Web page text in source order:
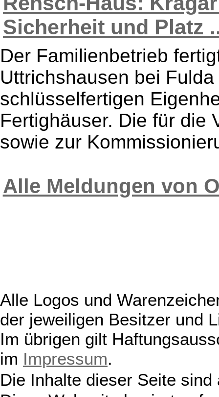
Sicherheit und Platz
Der Familienbetrieb
Uttrichshausen bei
schlüsselfertigen
Fertighäuser. Die für die
sowie zur
Alle Meldungen von
Alle Logos und
der jeweiligen Besitzer und
Im übrigen gilt
im Impressum.
Die Inhalte dieser Seite